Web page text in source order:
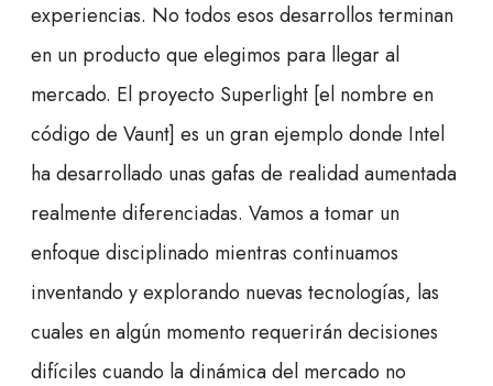
experiencias. No todos esos desarrollos terminan
en un producto que elegimos para llegar al
mercado. El proyecto Superlight [el nombre en
código de Vaunt] es un gran ejemplo donde Intel
ha desarrollado unas gafas de realidad aumentada
realmente diferenciadas. Vamos a tomar un
enfoque disciplinado mientras continuamos
inventando y explorando nuevas tecnologías, las
cuales en algún momento requerirán decisiones
difíciles cuando la dinámica del mercado no